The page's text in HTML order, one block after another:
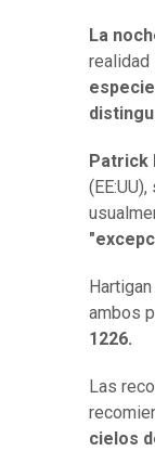
La
Patrick
ambos
1226.
Las
cielos